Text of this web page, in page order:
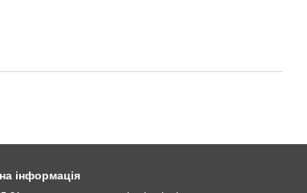
інформація